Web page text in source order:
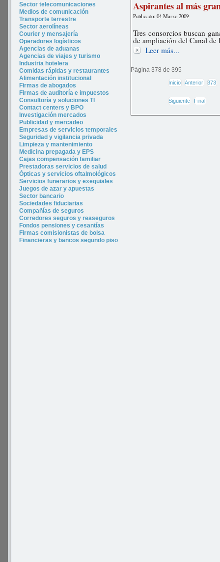
Sector telecomunicaciones
Medios de comunicación
Transporte terrestre
Sector aerolíneas
Courier y mensajería
Operadores logísticos
Agencias de aduanas
Agencias de viajes y turismo
Industria hotelera
Comidas rápidas y restaurantes
Alimentación institucional
Firmas de abogados
Firmas de auditoría e impuestos
Consultoría y soluciones TI
Contact centers y BPO
Investigación mercados
Publicidad y mercadeo
Empresas de servicios temporales
Seguridad y vigilancia privada
Limpieza y mantenimiento
Medicina prepagada y EPS
Cajas compensación familiar
Prestadoras servicios de salud
Ópticas y servicios oftalmológicos
Servicios funerarios y exequiales
Juegos de azar y apuestas
Sector bancario
Sociedades fiduciarias
Compañías de seguros
Corredores seguros y reaseguros
Fondos pensiones y cesantías
Firmas comisionistas de bolsa
Financieras y bancos segundo piso
Aspirantes al más
Publicado: 04 Marzo 2009
Tres consorcios buscan
de ampliación del Canal de
Leer más...
Página 378 de 395
Inicio Anterior 373
Siguiente Final